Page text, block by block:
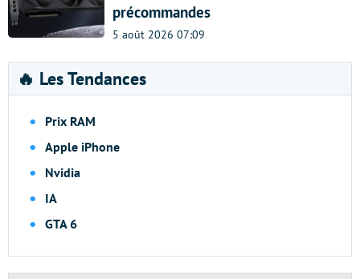
précommandes
5 août 2026 07:09
🔥 Les Tendances
Prix RAM
Apple iPhone
Nvidia
IA
GTA 6